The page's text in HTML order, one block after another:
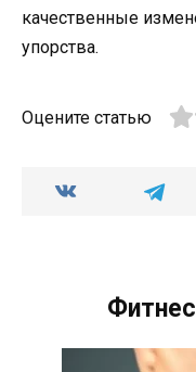
качественные
упорства.
Оцените статью